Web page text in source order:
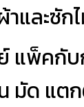
าและซัก
แพ็คกับ
มัด แต